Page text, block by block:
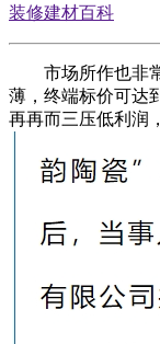
装修建材百科
市场所作也非常
薄，终端标价可达
再再而三压低利润